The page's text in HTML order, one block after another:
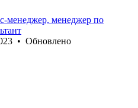
менеджер, менеджер по
• Обновлено